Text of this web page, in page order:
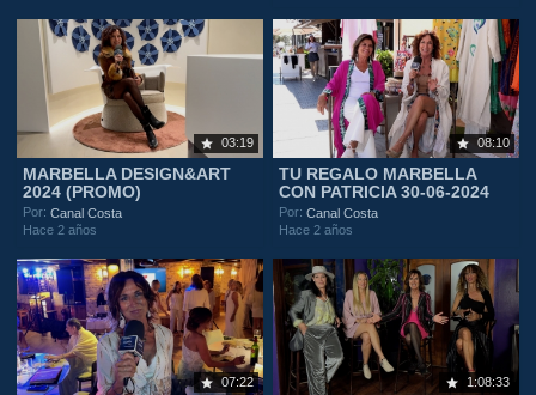
03:19
MARBELLA DESIGN&ART
2024 (PROMO)
Por:Canal Costa
Hace 2 años
08:10
TU REGALO MARBELLA
CON PATRICIA 30-06-2024
Por:Canal Costa
Hace 2 años
07:22 1:08:33